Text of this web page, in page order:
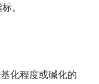
。
化程度或碱化的